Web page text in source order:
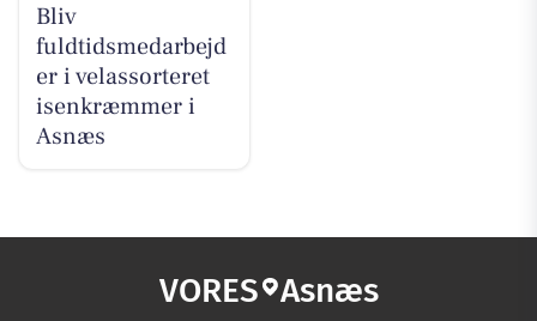
Bliv
fuldtidsmedarbejd
er i velassorteret
isenkræmmer i
Asnæs
VORES Asnæs